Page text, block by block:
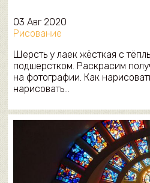
03 Авг 2020
Рисование
Шерсть у лаек жёсткая с
подшерстком. Раскрасим
на фотографии. Как
нарисовать…